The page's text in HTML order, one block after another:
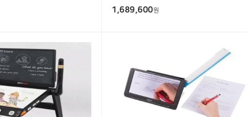
1,689,600원